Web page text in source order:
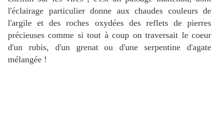
l'éclairage particulier donne aux chaudes couleurs de
l'argile et des roches oxydées des reflets de pierres
précieuses comme si tout à coup on traversait le coeur
d'un rubis, d'un grenat ou d'une serpentine d'agate
mélangée !